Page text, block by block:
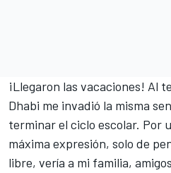
¡Llegaron las vacaciones! Al
Dhabi me invadió la misma
terminar el ciclo escolar. Por
máxima expresión, solo de
libre, vería a mi familia,